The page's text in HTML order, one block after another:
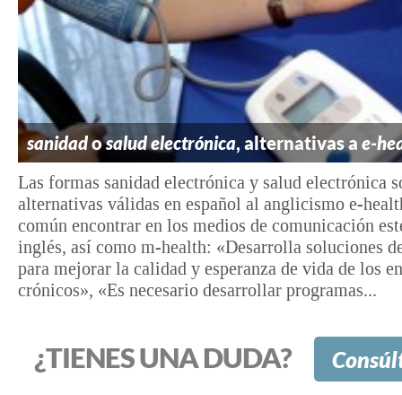
sanidadosalud electrónica, alternativas a e-
Las formas sanidad electrónica y salud electrónica
alternativas válidas en español al anglicismo e-
común encontrar en los medios de comunicación
inglés, así como m-health: «Desarrolla soluciones
para mejorar la calidad y esperanza de vida de los
crónicos», «Es necesario desarrollar programas...
¿TIENES UNA DUDA?